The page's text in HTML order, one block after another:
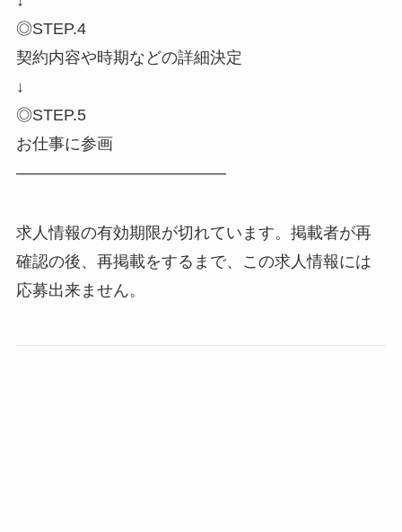
◎STEP.4
契約内容や時期などの詳細決定
↓
◎STEP.5
お仕事に参画
―――――――――――――
求人情報の有効期限が切れています。掲載者が再
確認の後、再掲載をするまで、この求人情報には
応募出来ません。